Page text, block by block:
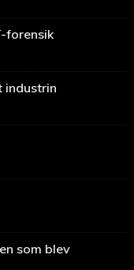
forensik
industrin
som blev